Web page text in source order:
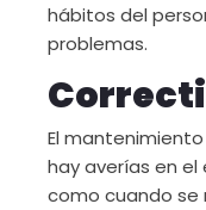
hábitos del
problemas.
El
hay averías en el
como cuando se